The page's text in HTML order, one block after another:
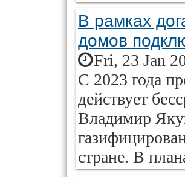
В рамках
домов
Fri, 23 Jan
С 2023 года
действует
Владимир
стране. В